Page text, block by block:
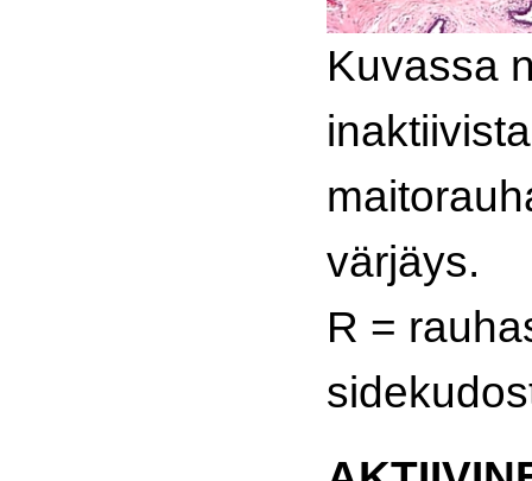
Kuvassa
inaktiivista
värjäys.
R =